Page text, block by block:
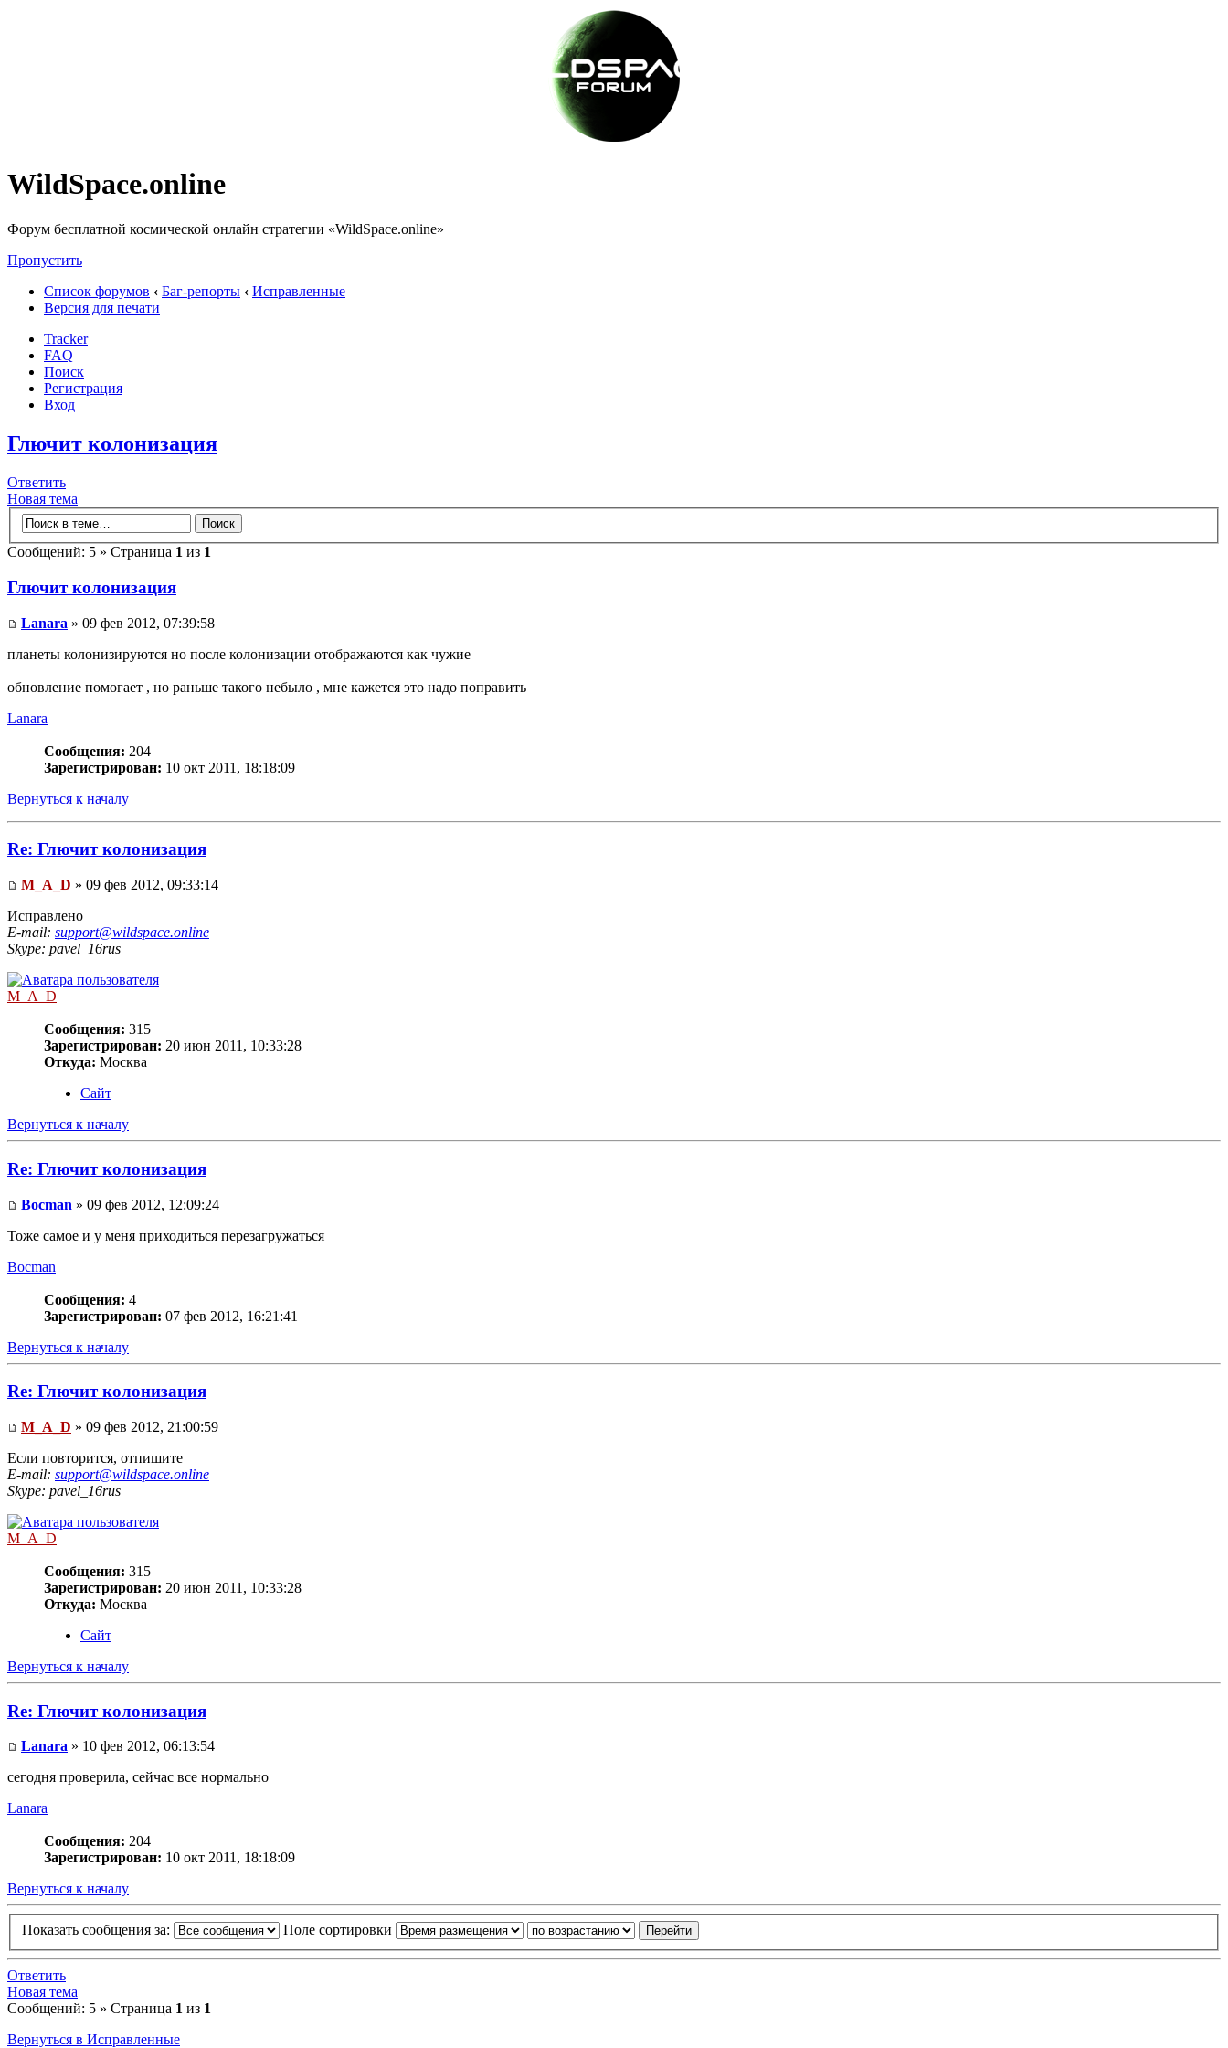
WildSpace.online
Форум бесплатной космической онлайн стратегии «WildSpace.online»
Пропустить
Список форумов ‹ Баг-репорты ‹ Исправленные
Версия для печати
Tracker
FAQ
Поиск
Регистрация
Вход
Глючит колонизация
Ответить
Новая тема
Сообщений: 5 » Страница 1 из 1
Глючит колонизация
Lanara » 09 фев 2012, 07:39:58
планеты колонизируются но после колонизации отображаются как чужие
обновление помогает , но раньше такого небыло , мне кажется это надо поправить
Lanara
Сообщения: 204
Зарегистрирован: 10 окт 2011, 18:18:09
Вернуться к началу
Re: Глючит колонизация
M_A_D » 09 фев 2012, 09:33:14
Исправлено
E-mail: support@wildspace.online
Skype: pavel_16rus
M_A_D
Сообщения: 315
Зарегистрирован: 20 июн 2011, 10:33:28
Откуда: Москва
Сайт
Вернуться к началу
Re: Глючит колонизация
Bocman » 09 фев 2012, 12:09:24
Тоже самое и у меня приходиться перезагружаться
Bocman
Сообщения: 4
Зарегистрирован: 07 фев 2012, 16:21:41
Вернуться к началу
Re: Глючит колонизация
M_A_D » 09 фев 2012, 21:00:59
Если повторится, отпишите
E-mail: support@wildspace.online
Skype: pavel_16rus
M_A_D
Сообщения: 315
Зарегистрирован: 20 июн 2011, 10:33:28
Откуда: Москва
Сайт
Вернуться к началу
Re: Глючит колонизация
Lanara » 10 фев 2012, 06:13:54
сегодня проверила, сейчас все нормально
Lanara
Сообщения: 204
Зарегистрирован: 10 окт 2011, 18:18:09
Вернуться к началу
Показать сообщения за: Поле сортировки
Ответить
Новая тема
Сообщений: 5 » Страница 1 из 1
Вернуться в Исправленные